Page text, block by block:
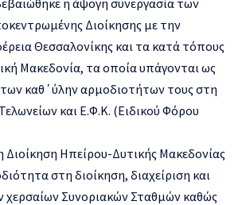
Διοίκησης με την
Θεσσαλονίκης και τα κατά τόπους
Μακεδονία, τα οποία υπάγονται ως
καθ΄ύλην αρμοδιοτήτων τους στη
και Ε.Φ.Κ. (Ειδικού Φόρου
Ηπείρου-Δυτικής Μακεδονίας
στη διοίκηση, διαχείριση και
χερσαίων Συνοριακών Σταθμών καθώς